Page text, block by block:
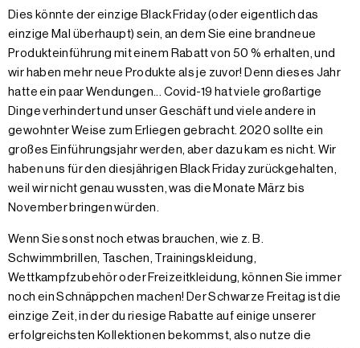
Dies könnte der einzige Black Friday (oder eigentlich das
einzige Mal überhaupt) sein, an dem Sie eine brandneue
Produkteinführung mit einem Rabatt von 50 % erhalten, und
wir haben mehr neue Produkte als je zuvor! Denn dieses Jahr
hatte ein paar Wendungen... Covid-19 hat viele großartige
Dinge verhindert und unser Geschäft und viele andere in
gewohnter Weise zum Erliegen gebracht. 2020 sollte ein
großes Einführungsjahr werden, aber dazu kam es nicht. Wir
haben uns für den diesjährigen Black Friday zurückgehalten,
weil wir nicht genau wussten, was die Monate März bis
November bringen würden.
Wenn Sie sonst noch etwas brauchen, wie z. B.
Schwimmbrillen, Taschen, Trainingskleidung,
Wettkampfzubehör oder Freizeitkleidung, können Sie immer
noch ein Schnäppchen machen! Der Schwarze Freitag ist die
einzige Zeit, in der du riesige Rabatte auf einige unserer
erfolgreichsten Kollektionen bekommst, also nutze die